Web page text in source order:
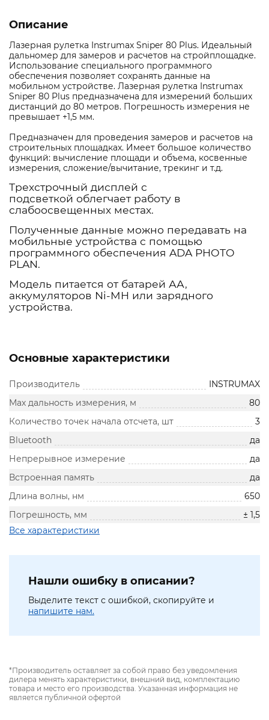
Описание
Лазерная рулетка Instrumax Sniper 80 Plus. Идеальный
дальномер для замеров и расчетов на стройплощадке.
Использование специального программного
обеспечения позволяет сохранять данные на
мобильном устройстве. Лазерная рулетка Instrumax
Sniper 80 Plus предназначена для измерений больших
дистанций до 80 метров. Погрешность измерения не
превышает +1,5 мм.
Предназначен для проведения замеров и расчетов на
строительных площадках. Имеет большое количество
функций: вычисление площади и объема, косвенные
измерения, сложение/вычитание, трекинг и т.д.
Трехстрочный дисплей с
подсветкой облегчает работу в
слабоосвещенных местах.
Полученные данные можно передавать на
мобильные устройства с помощью
программного обеспечения ADA PHOTO
PLAN.
Модель питается от батарей АА,
аккумуляторов Ni-MH или зарядного
устройства.
Основные характеристики
Производитель
INSTRUMAX
Мах дальность измерения, м
80
Количество точек начала отсчета, шт
3
Bluetooth
да
Непрерывное измерение
да
Встроенная память
да
Длина волны, нм
650
Погрешность, мм
± 1,5
Все характеристики
Нашли ошибку в описании?
Выделите текст с ошибкой, скопируйте и
напишите нам.
*Производитель оставляет за собой право без уведомления
дилера менять характеристики, внешний вид, комплектацию
товара и место его производства. Указанная информация не
является публичной офертой